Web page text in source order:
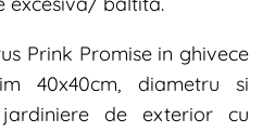
Prink Promise in ghivece
40x40cm, diametru si
de exterior cu